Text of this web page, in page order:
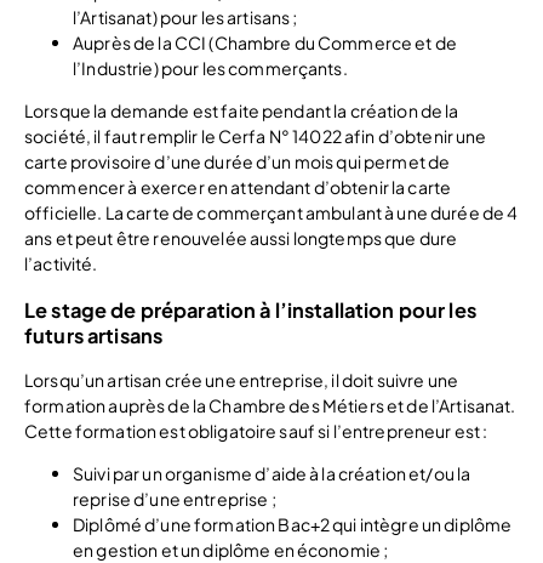
l’Artisanat) pour les artisans ;
Auprès de la CCI (Chambre du Commerce et de
l’Industrie) pour les commerçants.
Lorsque la demande est faite pendant la création de la
société, il faut remplir le Cerfa N° 14022 afin d’obtenir une
carte provisoire d’une durée d’un mois qui permet de
commencer à exercer en attendant d’obtenir la carte
officielle. La carte de commerçant ambulant à une durée de 4
ans et peut être renouvelée aussi longtemps que dure
l’activité.
Le stage de préparation à l’installation pour les
futurs artisans
Lorsqu’un artisan crée une entreprise, il doit suivre une
formation auprès de la Chambre des Métiers et de l’Artisanat.
Cette formation est obligatoire sauf si l’entrepreneur est :
Suivi par un organisme d’aide à la création et/ou la
reprise d’une entreprise ;
Diplômé d’une formation Bac+2 qui intègre un diplôme
en gestion et un diplôme en économie ;